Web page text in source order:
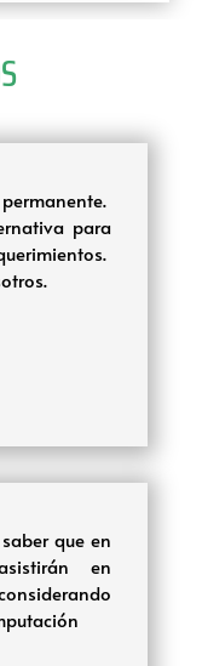
para
que en
en